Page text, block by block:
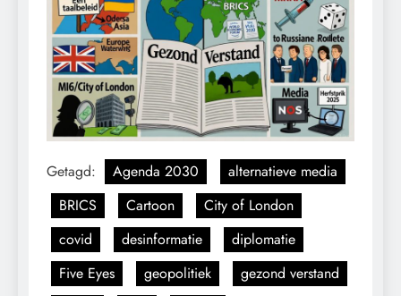
Getagd: Agenda 2030
alternatieve media
BRICS
Cartoon
City of London
covid
desinformatie
diplomatie
Five Eyes
geopolitiek
gezond verstand